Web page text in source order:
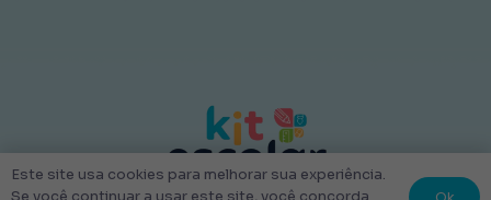
Este site usa cookies para melhorar sua experiência.
Se você continuar a usar este site, você concorda